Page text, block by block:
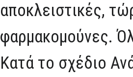
αποκλειστικές,
φαρμακομούνες.
Κατά το σχέδιο